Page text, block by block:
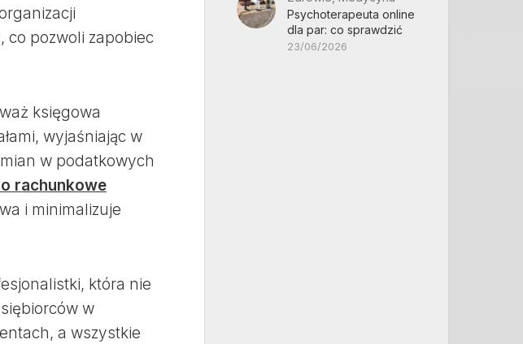
co pozwoli zapobiec
księgowa
wyjaśniając w
w podatkowych
rachunkowe
i minimalizuje
która nie
w
a wszystkie
Psychoterapeuta online
dla par: co sprawdzić
23/06/2026